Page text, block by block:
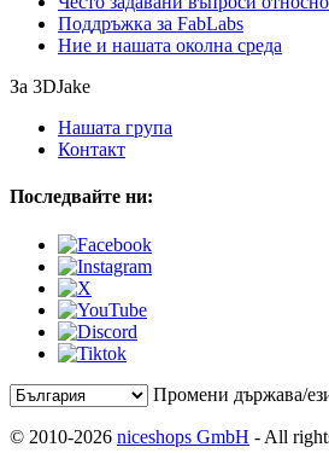
Поддръжка за FabLabs
Ние и нашата околна среда
За 3DJake
Нашата група
Контакт
Последвайте ни:
Промени държава/
© 2010-2026 niceshops GmbH - All